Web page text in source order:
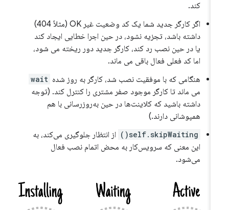
اگر کارگر جدید شما یک کد وضعیت غیر OK (مثلاً 404)
داشته باشد، تجزیه نشود، در حین اجرا خطایی ایجاد کند
یا در حین نصب رد کند، کارگر جدید دور ریخته می شود،
اما کد فعلی فعال باقی می ماند.
هنگامی که با موفقیت نصب شد، کارگر به روز شده wait
می ماند تا کارگر موجود صفر مشتری را کنترل کند. (توجه
داشته باشید که کلاینت‌ها در حین به‌روزرسانی با هم
همپوشانی دارند.)
self.skipWaiting()
از انتظار جلوگیری می‌کند، به
این معنی که سرویس‌کار به محض اتمام نصب فعال
می‌شود.